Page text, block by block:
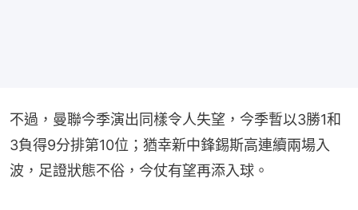
不過，曼聯今季演出同樣令人失望，今季暫以3勝1和
3負得9分排第10位；猶幸新中鋒錫斯高連續兩場入
波，足證狀態不俗，今仗有望再添入球。